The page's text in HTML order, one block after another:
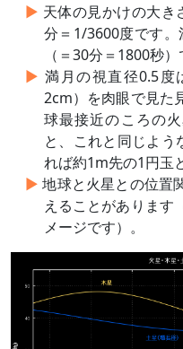
天体の見かけの大
分＝1/3600度です
（＝30分＝1800秒）
満月の視直径0.5度
2cm）を肉眼で見た
球最接近のころの
と、これと同じよ
れば約1m先の1円玉
地球と火星との位置
えることがあります
メージです）。